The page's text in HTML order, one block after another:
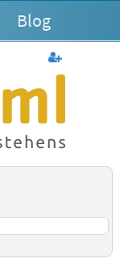
Blog